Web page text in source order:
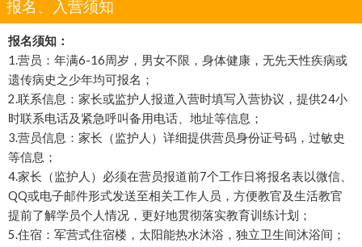
报名、入营须知
报名须知：
1.营员：年满6-16周岁，男女不限，身体健康，无先天性疾病或
遗传病史之少年均可报名；
2.联系信息：家长或监护人报道入营时填写入营协议，提供24小
时联系电话及紧急呼叫备用电话、地址等信息；
3.营员信息：家长（监护人）详细提供营员身份证号码，过敏史
等信息；
4.家长（监护人）必须在营员报道前7个工作日将报名表以微信、
QQ或电子邮件形式发送至相关工作人员，方便教官及生活教官
提前了解学员个人情况，更好地贯彻落实教育训练计划；
5.住宿：军营式住宿楼，太阳能热水沐浴，独立卫生间沐浴间；